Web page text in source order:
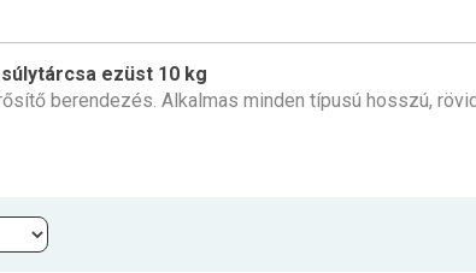
ezüst 10 kg
berendezés. Alkalmas minden típusú hosszú,